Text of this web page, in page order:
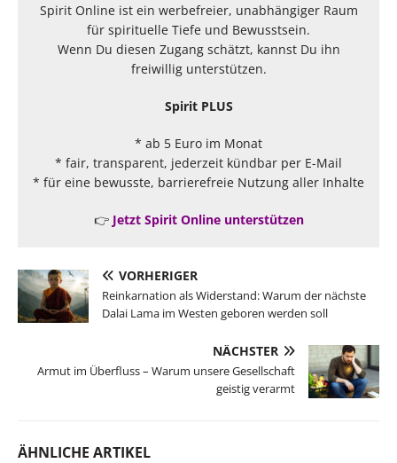
Spirit Online ist ein werbefreier, unabhängiger Raum
für spirituelle Tiefe und Bewusstsein.
Wenn Du diesen Zugang schätzt, kannst Du ihn
freiwillig unterstützen.
Spirit PLUS
* ab 5 Euro im Monat
* fair, transparent, jederzeit kündbar per E-Mail
* für eine bewusste, barrierefreie Nutzung aller Inhalte
👉 Jetzt Spirit Online unterstützen
VORHERIGER
Reinkarnation als Widerstand: Warum der nächste
Dalai Lama im Westen geboren werden soll
NÄCHSTER
Armut im Überfluss – Warum unsere Gesellschaft
geistig verarmt
ÄHNLICHE ARTIKEL